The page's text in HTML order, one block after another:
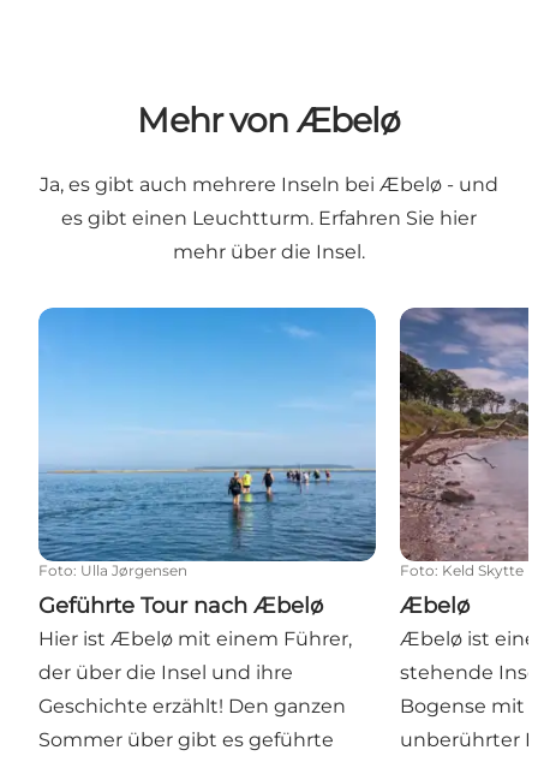
Mehr von Æbelø
Ja, es gibt auch mehrere Inseln bei Æbelø - und
es gibt einen Leuchtturm. Erfahren Sie hier
mehr über die Insel.
Geführte Tour nach Æbelø
Foto: Ulla Jørgensen
Geführte Tour nach Æbelø
Hier ist Æbelø mit einem Führer,
der über die Insel und ihre
Geschichte erzählt! Den ganzen
Sommer über gibt es geführte
Æbelø
Foto: Keld Skytte
Æbelø
Æbelø ist
stehende
Bogense mit
unberührter